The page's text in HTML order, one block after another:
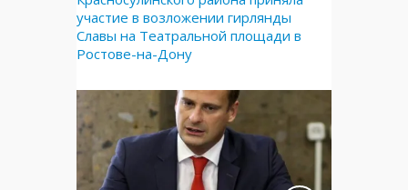
участие в возложении гирлянды
Славы на Театральной площади в
Ростове-на-Дону